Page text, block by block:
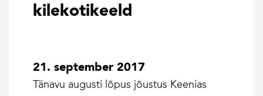
kilekotikeeld
21. september 2017
Tänavu augusti lõpus jõustus Keenias